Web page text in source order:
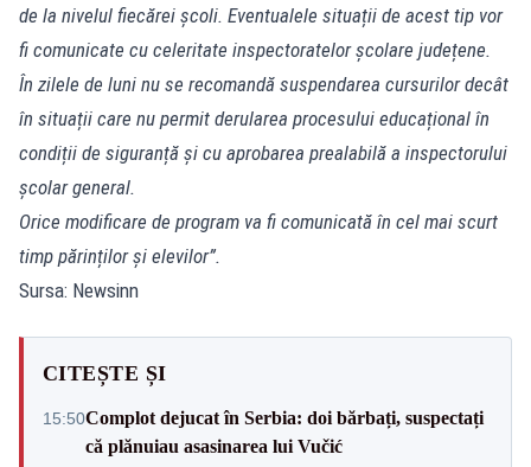
de la nivelul fiecărei școli. Eventualele situații de acest tip vor
fi comunicate cu celeritate inspectoratelor școlare județene.
În zilele de luni nu se recomandă suspendarea cursurilor decât
în situații care nu permit derularea procesului educațional în
condiții de siguranță și cu aprobarea prealabilă a inspectorului
școlar general.
Orice modificare de program va fi comunicată în cel mai scurt
timp părinților și elevilor”.
Sursa: Newsinn
CITEȘTE ȘI
15:50Complot dejucat în Serbia: doi bărbați, suspectați
că plănuiau asasinarea lui Vučić